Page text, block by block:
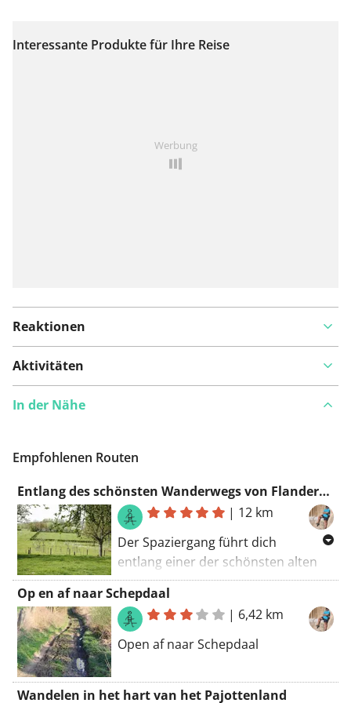
Auf Karte anzeigen
Interessante Produkte für Ihre Reise
Werbung
Reaktionen
Aktivitäten
In der Nähe
Empfohlenen Routen
Entlang des schönsten Wanderwegs von Flandern (12 km Version)
| 12 km
Der Spaziergang führt dich
entlang einer der schönsten alten
Straßenbahnstrecken in Flandern,
vorbei an duftendem Bärlauch,
Waldhyazinthen, Misteln und
Pfeifenkraut. Dieser Spaziergang
von Leerbeek, im Herzen des
Pajottenlands.
Op en af naar Schepdaal
| 6,42 km
Open af naar Schepdaal
Wandelen in het hart van het Pajottenland